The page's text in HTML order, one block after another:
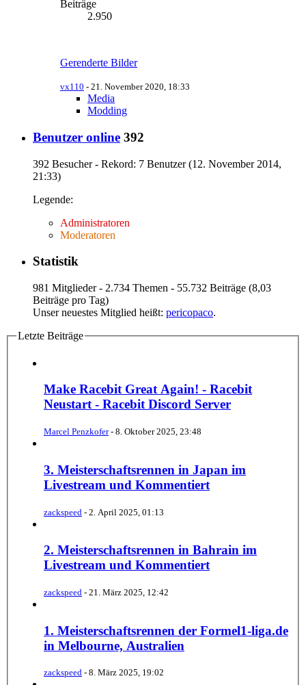
Beiträge
2.950
Gerenderte Bilder
vx110 - 21. November 2020, 18:33
Media
Modding
Benutzer online 392
392 Besucher - Rekord: 7 Benutzer (12. November 2014,
21:33)
Legende:
Administratoren
Moderatoren
Statistik
981 Mitglieder - 2.734 Themen - 55.732 Beiträge (8,03
Beiträge pro Tag)
Unser neuestes Mitglied heißt: pericopaco.
Letzte Beiträge
Make Racebit Great Again! - Racebit
Neustart - Racebit Discord Server
Marcel Penzkofer- 8. Oktober 2025, 23:48
3. Meisterschaftsrennen in Japan im
Livestream und Kommentiert
zackspeed - 2. April 2025, 01:13
2. Meisterschaftsrennen in Bahrain im
Livestream und Kommentiert
zackspeed - 21. März 2025, 12:42
1. Meisterschaftsrennen der Formel1-liga.de
in Melbourne, Australien
zackspeed - 8. März 2025, 19:02